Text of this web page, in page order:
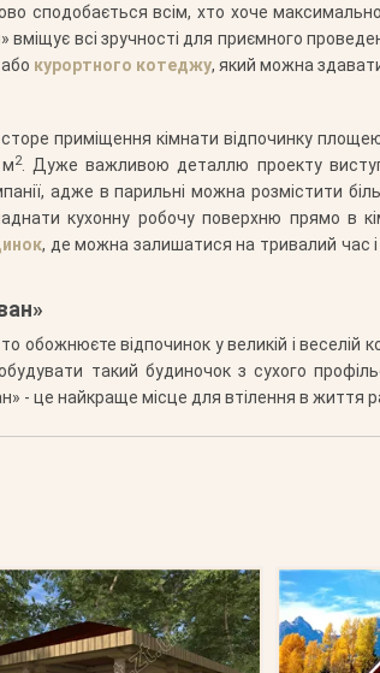
сподобається всім, хто хоче
всі зручності для приємного
курортного котеджу, який можна
приміщення кімнати відпочинку
м2. Дуже важливою деталлю проекту
адже в парильні можна розмістити
кухонну робочу поверхню прямо в
, де можна залишатися на тривалий час і
обожнюєте відпочинок у великій і веселій
такий будиночок з сухого
- це найкраще місце для втілення в життя